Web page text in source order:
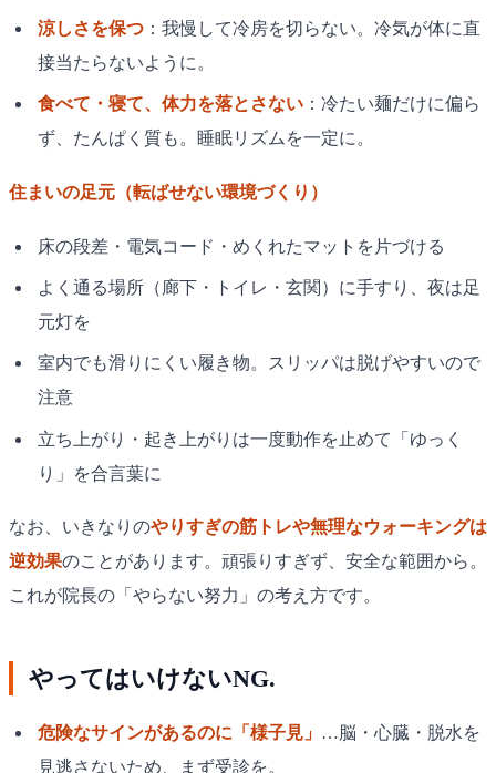
涼しさを保つ：我慢して冷房を切らない。冷気が体に直
接当たらないように。
食べて・寝て、体力を落とさない：冷たい麺だけに偏ら
ず、たんぱく質も。睡眠リズムを一定に。
住まいの足元（転ばせない環境づくり）
床の段差・電気コード・めくれたマットを片づける
よく通る場所（廊下・トイレ・玄関）に手すり、夜は足
元灯を
室内でも滑りにくい履き物。スリッパは脱げやすいので
注意
立ち上がり・起き上がりは一度動作を止めて「ゆっく
り」を合言葉に
なお、いきなりのやりすぎの筋トレや無理なウォーキングは
逆効果のことがあります。頑張りすぎず、安全な範囲から。
これが院長の「やらない努力」の考え方です。
やってはいけないNG.
危険なサインがあるのに「様子見」 …脳・心臓・脱水を
見逃さないため、まず受診を。